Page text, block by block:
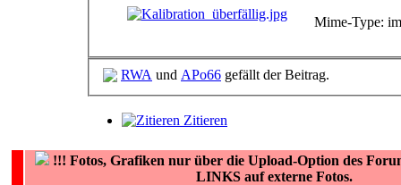
Mime-Type:
RWA und APo66 gefällt der Beitrag.
Zitieren
!!! Fotos, Grafiken nur über die Upload-Option des
LINKS auf externe Fotos.